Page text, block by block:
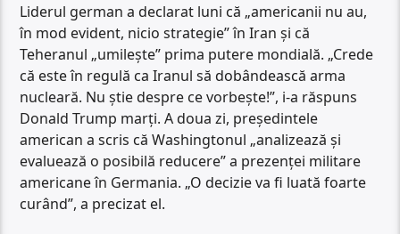
Liderul german a declarat luni că „americanii nu au,
în mod evident, nicio strategie” în Iran și că
Teheranul „umilește” prima putere mondială. „Crede
că este în regulă ca Iranul să dobândească arma
nucleară. Nu știe despre ce vorbește!”, i-a răspuns
Donald Trump marți. A doua zi, președintele
american a scris că Washingtonul „analizează și
evaluează o posibilă reducere” a prezenței militare
americane în Germania. „O decizie va fi luată foarte
curând”, a precizat el.